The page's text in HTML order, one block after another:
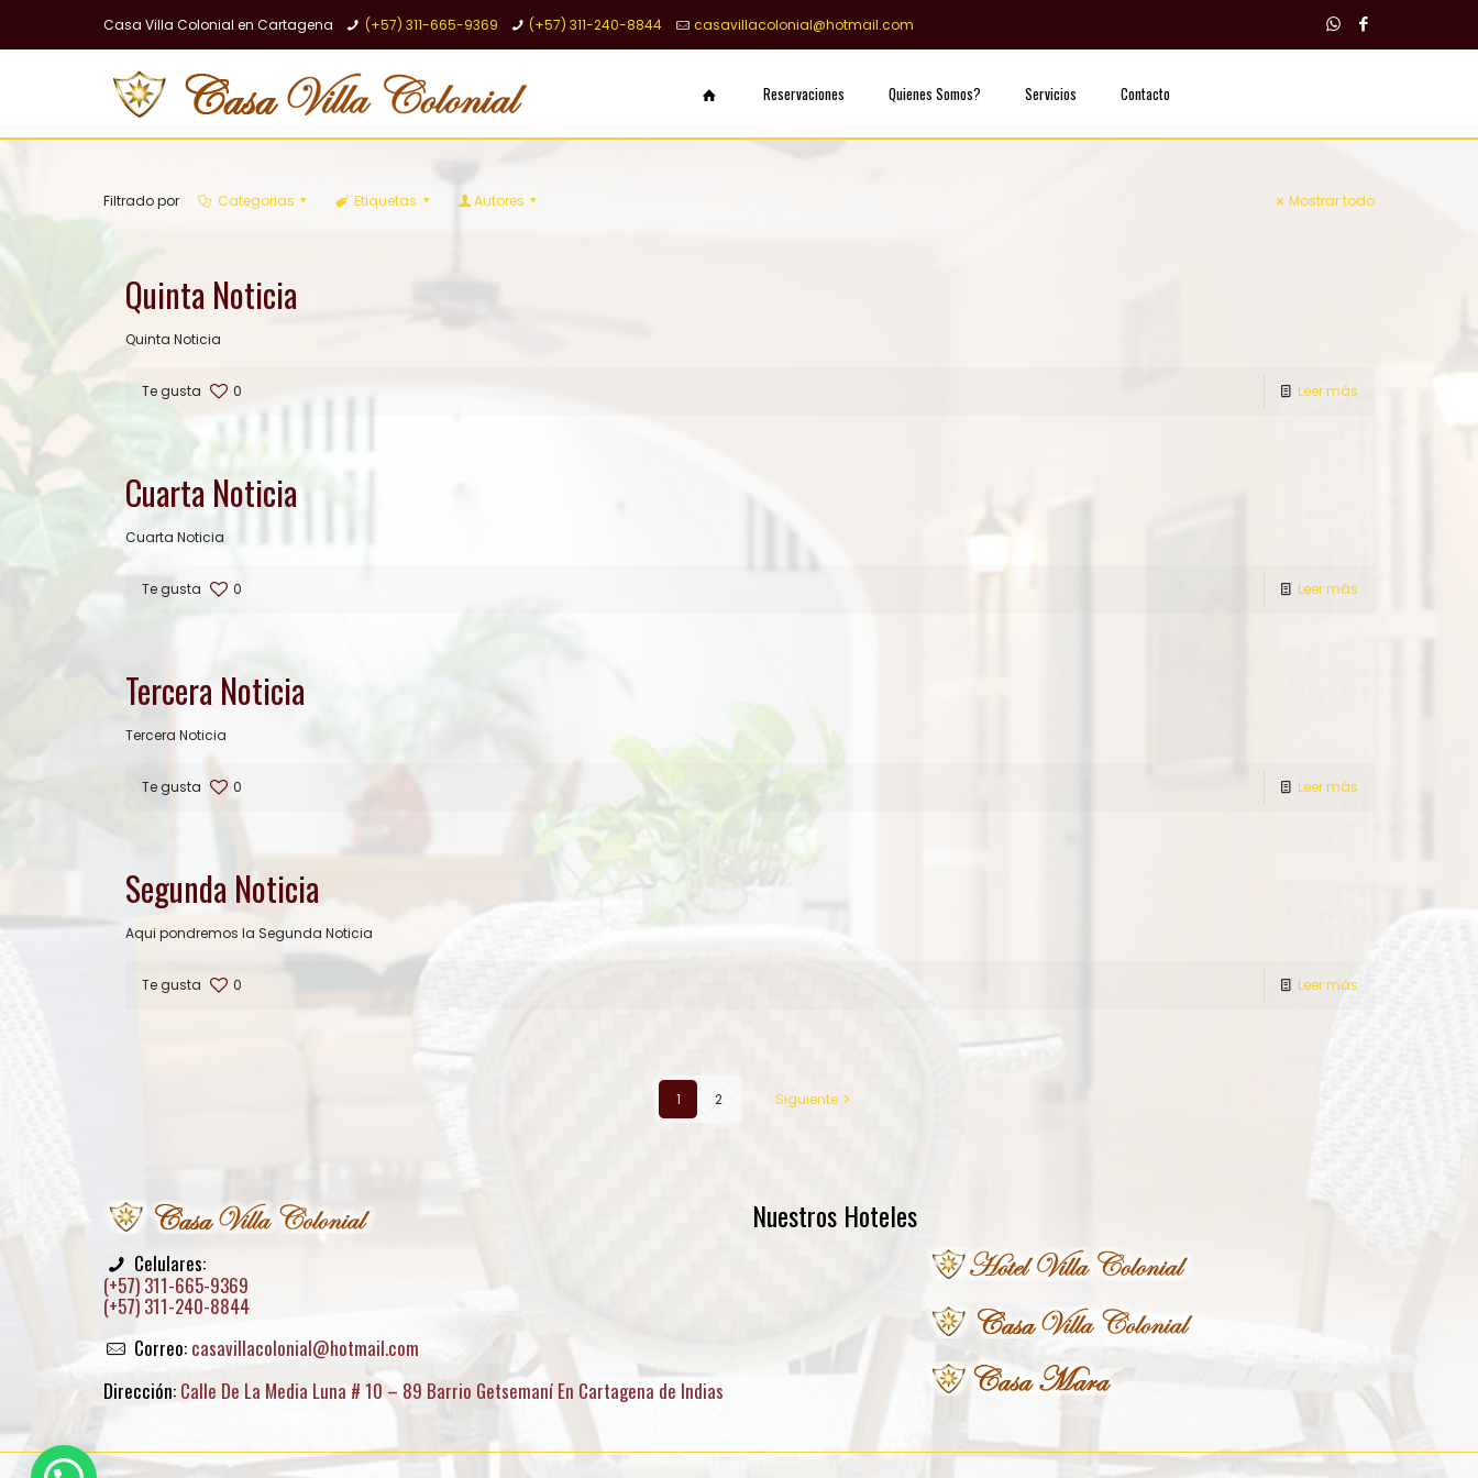
Casa Villa Colonial en Cartagena (+57) 311-665-9369 (+57) 311-240-8844 casavillacolonial@hotmail.com
Reservaciones Quienes Somos? Servicios Contacto
Filtrado por Categorias Etiquetas Autores Mostrar todo
Quinta Noticia
Quinta Noticia
Te gusta 0 Leer más
Cuarta Noticia
Cuarta Noticia
Te gusta 0 Leer más
Tercera Noticia
Tercera Noticia
Te gusta 0 Leer más
Segunda Noticia
Aqui pondremos la Segunda Noticia
Te gusta 0 Leer más
1 2 Siguiente
Celulares:
(+57) 311-665-9369
(+57) 311-240-8844
Correo: casavillacolonial@hotmail.com
Dirección: Calle De La Media Luna # 10 – 89 Barrio Getsemaní En Cartagena de Indias
Nuestros Hoteles